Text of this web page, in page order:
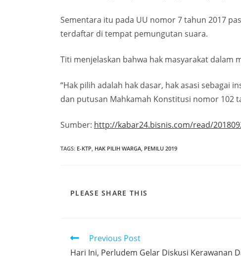
Sementara itu pada UU nomor 7 tahun 2017
terdaftar di tempat pemungutan suara.
Titi menjelaskan bahwa hak masyarakat dalam
“Hak pilih adalah hak dasar, hak asasi sebagai
dan putusan Mahkamah Konstitusi nomor 102
Sumber: http://kabar24.bisnis.com/read/
TAGS: E-KTP HAK PILIH WARGA PEMILU 2019
PLEASE SHARE THIS
Previous Post
Hari Ini, Perludem Gelar Diskusi Kerawanan